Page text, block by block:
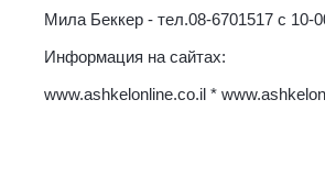
Мила Беккер - тел.08-6701517 с 10-
Информация на сайтах:
www.аshkelonline.co.il *